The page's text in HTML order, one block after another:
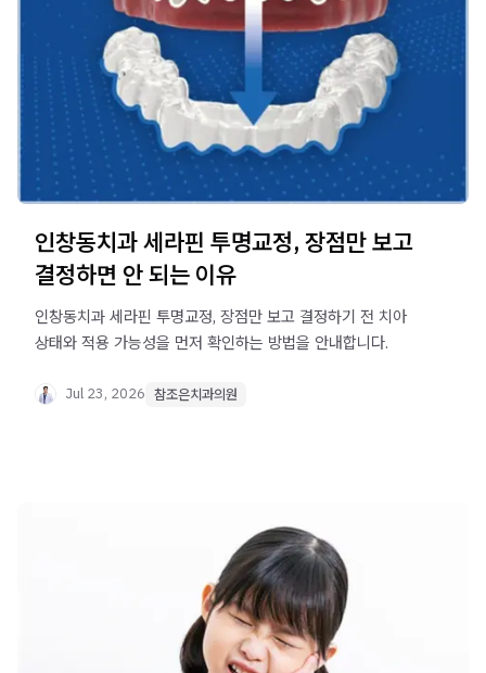
인창동치과 세라핀 투명교정, 장점만 보고
결정하면 안 되는 이유
인창동치과 세라핀 투명교정, 장점만 보고 결정하기 전 치아
상태와 적용 가능성을 먼저 확인하는 방법을 안내합니다.
Jul 23, 2026 참조은치과의원